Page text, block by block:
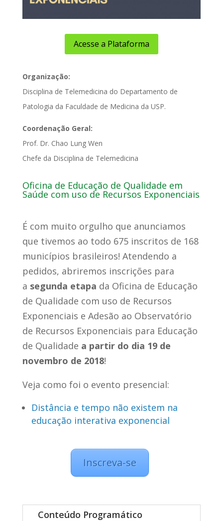
Acesse a Plataforma
Organização:
Disciplina de Telemedicina do Departamento de
Patologia da Faculdade de Medicina da USP.
Coordenação Geral:
Prof. Dr. Chao Lung Wen
Chefe da Disciplina de Telemedicina
Oficina de Educação de Qualidade em
Saúde com uso de Recursos Exponenciais
É com muito orgulho que anunciamos
que tivemos ao todo 675 inscritos de 168
municípios brasileiros! Atendendo a
pedidos, abriremos inscrições para
a segunda etapa da Oficina de Educação
de Qualidade com uso de Recursos
Exponenciais e Adesão ao Observatório
de Recursos Exponenciais para Educação
de Qualidade a partir do dia 19 de
novembro de 2018!
Veja como foi o evento presencial:
Distância e tempo não existem na
educação interativa exponencial
Inscreva-se
Conteúdo Programático